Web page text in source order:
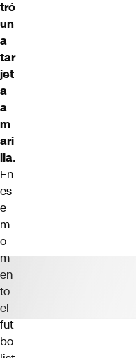
tró
un
a
tar
jet
a
a
m
ari
lla.
En
es
e
m
o
m
en
to
el
fut
bo